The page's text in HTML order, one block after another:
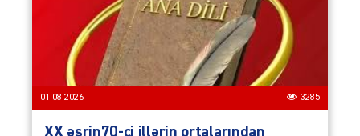
01.08.2026 3285
XX əsrin70-ci illərin ortalarından